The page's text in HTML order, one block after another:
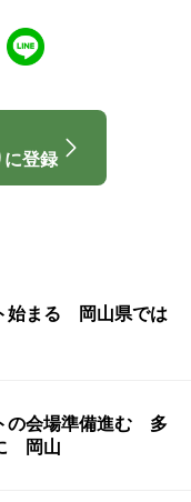
登録
始まる 岡山県では
の会場準備進む 多
岡山